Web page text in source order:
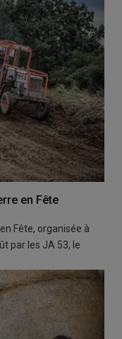
en Fête
Fête, organisée à
par les JA 53, le